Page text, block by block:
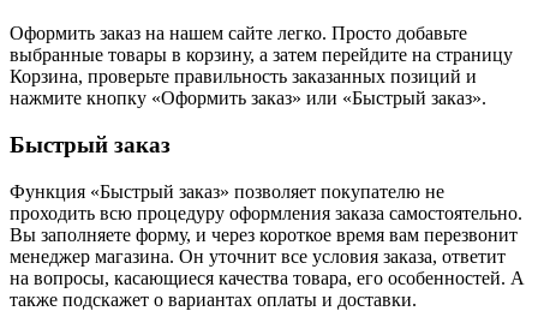
Оформить заказ на нашем сайте легко. Просто добавьте
выбранные товары в корзину, а затем перейдите на страницу
Корзина, проверьте правильность заказанных позиций и
нажмите кнопку «Оформить заказ» или «Быстрый заказ».
Быстрый заказ
Функция «Быстрый заказ» позволяет покупателю не
проходить всю процедуру оформления заказа самостоятельно.
Вы заполняете форму, и через короткое время вам перезвонит
менеджер магазина. Он уточнит все условия заказа, ответит
на вопросы, касающиеся качества товара, его особенностей. А
также подскажет о вариантах оплаты и доставки.